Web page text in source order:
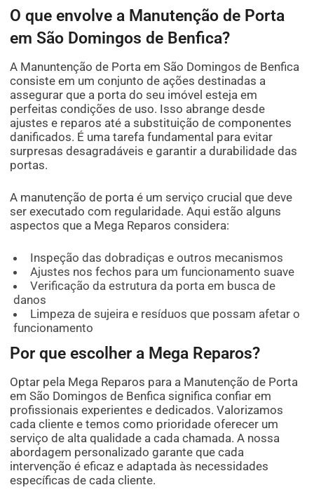
O que envolve a Manutenção de Porta
em São Domingos de Benfica?
A Manuntenção de Porta em São Domingos de Benfica
consiste em um conjunto de ações destinadas a
assegurar que a porta do seu imóvel esteja em
perfeitas condições de uso. Isso abrange desde
ajustes e reparos até a substituição de componentes
danificados. É uma tarefa fundamental para evitar
surpresas desagradáveis e garantir a durabilidade das
portas.
A manutenção de porta é um serviço crucial que deve
ser executado com regularidade. Aqui estão alguns
aspectos que a Mega Reparos considera:
Inspeção das dobradiças e outros mecanismos
Ajustes nos fechos para um funcionamento suave
Verificação da estrutura da porta em busca de
danos
Limpeza de sujeira e resíduos que possam afetar o
funcionamento
Por que escolher a Mega Reparos?
Optar pela Mega Reparos para a Manutenção de Porta
em São Domingos de Benfica significa confiar em
profissionais experientes e dedicados. Valorizamos
cada cliente e temos como prioridade oferecer um
serviço de alta qualidade a cada chamada. A nossa
abordagem personalizado garante que cada
intervenção é eficaz e adaptada às necessidades
específicas de cada cliente.